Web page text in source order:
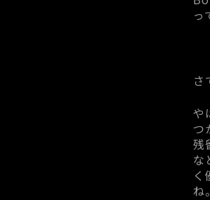
っ
さ
や
つ
残
な
く
ね